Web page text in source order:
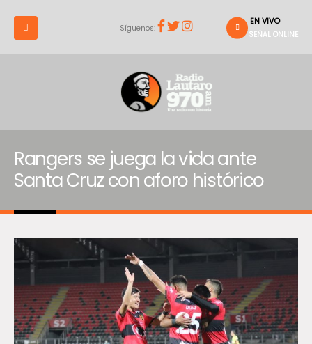
Síguenos:
EN VIVO
SEÑAL ONLINE
Rangers se juega la vida ante
Santa Cruz con aforo histórico